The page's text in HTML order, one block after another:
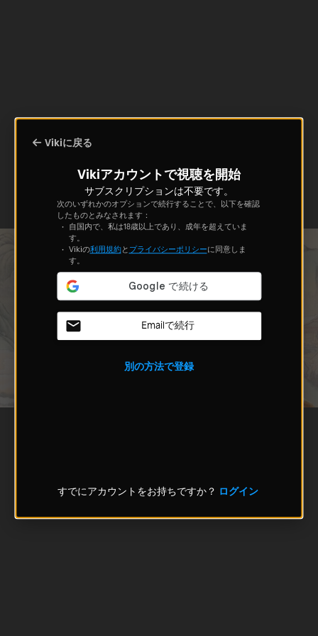
Vikiに戻る
Vikiアカウントで視聴を開始
サブスクリプションは不要です。
次のいずれかのオプションで続行することで、以下を確認
したものとみなされます：
自国内で、私は18歳以上であり、成年を超えていま
す。
Vikiの利用規約と プライバシーポリシーに同意しま
す。
Emailで続行
別の方法で登録
すでにアカウントをお持ちですか？ ログイン